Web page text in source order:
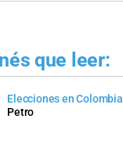
que leer:
Elecciones en Colombia
Petro